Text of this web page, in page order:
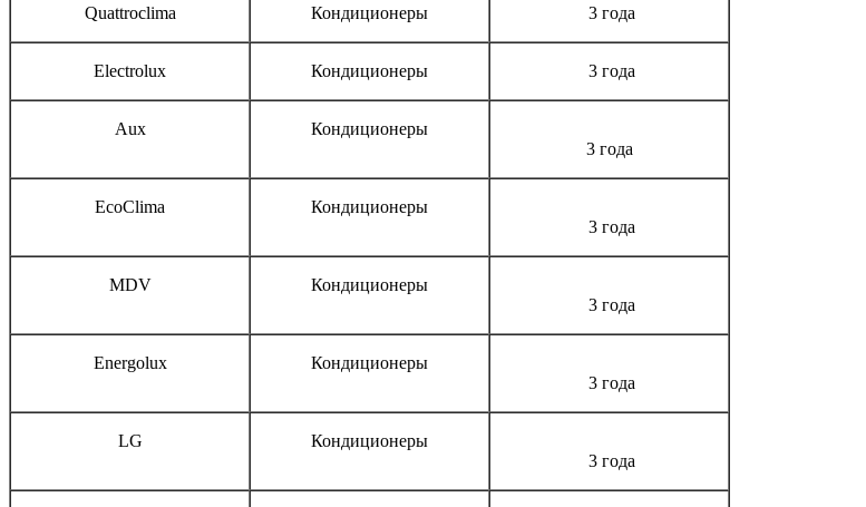
Quattroclima Кондиционеры 3 года
Electrolux Кондиционеры 3 года
Aux
Кондиционеры
3 года
EcoClima
Кондиционеры
3 года
MDV
Кондиционеры
3 года
Energolux
Кондиционеры
3 года
LG
Кондиционеры
3 года